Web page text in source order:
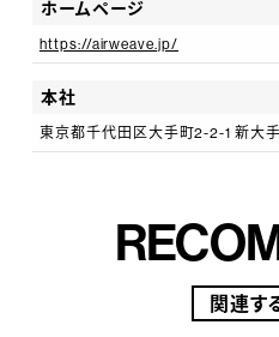
ホームページ
https://airweave.jp/
本社
東京都千代田区大手町2-2-1 新大
関連す